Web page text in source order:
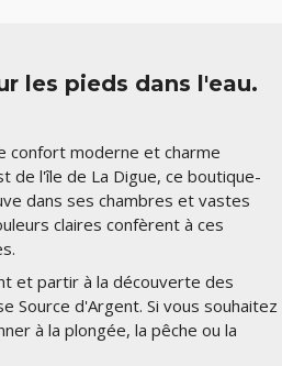
les pieds dans l'eau.
confort moderne et charme
de l'île de La Digue, ce boutique-
dans ses chambres et vastes
claires confèrent à ces
et partir à la découverte des
Source d'Argent. Si vous souhaitez
à la plongée, la pêche ou la